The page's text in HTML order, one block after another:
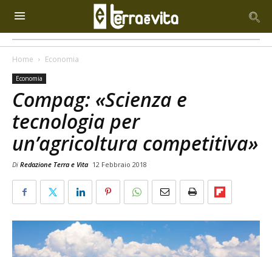
Home Economia
Economia
Compag: «Scienza e
tecnologia per
un’agricoltura competitiva»
Di Redazione Terra e Vita 12 Febbraio 2018